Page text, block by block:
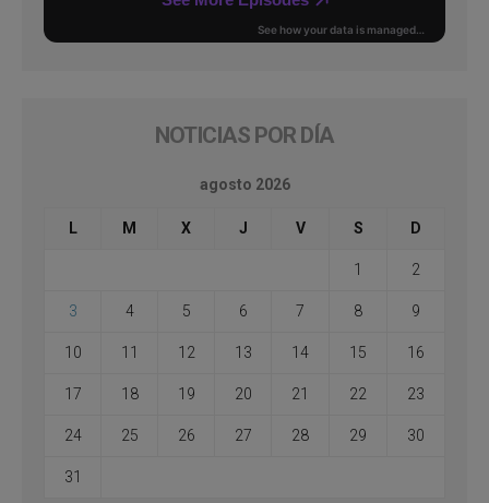
NOTICIAS POR DÍA
agosto 2026
L M X J V S D
1 2
3 4 5 6 7 8 9
10 11 12 13 14 15 16
17 18 19 20 21 22 23
24 25 26 27 28 29 30
31